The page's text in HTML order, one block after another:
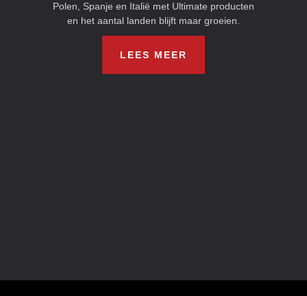
Polen, Spanje en Italië met Ultimate producten
en het aantal landen blijft maar groeien.
LEES MEER